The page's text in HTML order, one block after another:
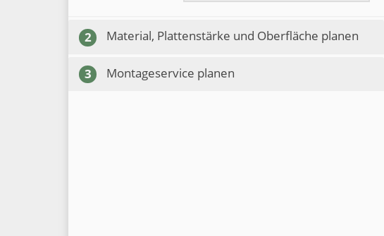
2 Material, Plattenstärke und Oberfläche planen
3 Montageservice planen